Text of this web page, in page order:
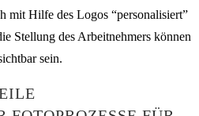
mit Hilfe des Logos “personalisiert”
Stellung des Arbeitnehmers können
sein.